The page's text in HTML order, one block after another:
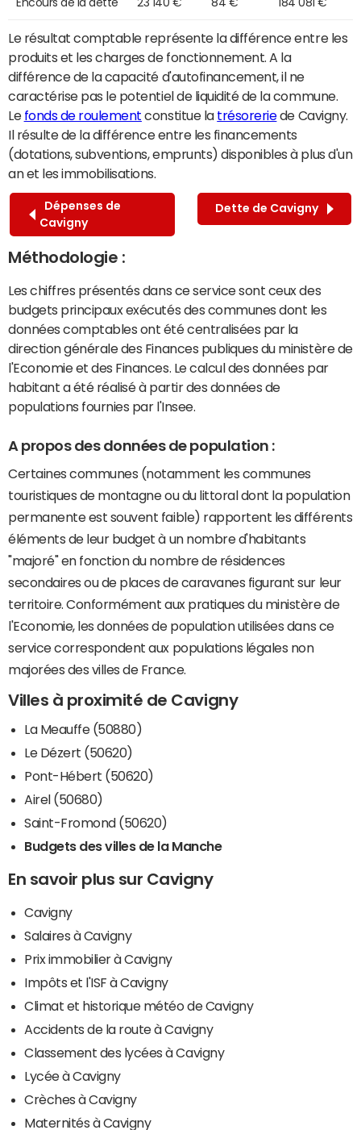
Le résultat comptable représente la différence entre les
produits et les charges de fonctionnement. A la
différence de la capacité d'autofinancement, il ne
caractérise pas le potentiel de liquidité de la commune.
Le fonds de roulement constitue la trésoreriede Cavigny.
Il résulte de la différence entre les financements
(dotations, subventions, emprunts) disponibles à plus d'un
an et les immobilisations.
Dépenses de
Cavigny
Dette de Cavigny
Méthodologie :
Les chiffres présentés dans ce service sont ceux des
budgets principaux exécutés des communes dont les
données comptables ont été centralisées par la
direction générale des Finances publiques du ministère de
l'Economie et des Finances. Le calcul des données par
habitant a été réalisé à partir des données de
populations fournies par l'Insee.
A propos des données de population :
Certaines communes (notamment les communes
touristiques de montagne ou du littoral dont la population
permanente est souvent faible) rapportent les différents
éléments de leur budget à un nombre d'habitants
"majoré" en fonction du nombre de résidences
secondaires ou de places de caravanes figurant sur leur
territoire. Conformément aux pratiques du ministère de
l'Economie, les données de population utilisées dans ce
service correspondent aux populations légales non
majorées des villes de France.
Villes à proximité de Cavigny
La Meauffe (50880)
Le Dézert (50620)
Pont-Hébert (50620)
Airel (50680)
Saint-Fromond (50620)
Budgets des villes de la Manche
En savoir plus sur Cavigny
Cavigny
Salaires à Cavigny
Prix immobilier à Cavigny
Impôts et l'ISF à Cavigny
Climat et historique météo de Cavigny
Accidents de la route à Cavigny
Classement des lycées à Cavigny
Lycée à Cavigny
Crèches à Cavigny
Maternités à Cavigny